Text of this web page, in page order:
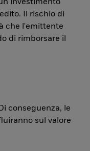
investimento
Il rischio di
che l'emittente
di rimborsare il
conseguenza, le
sul valore